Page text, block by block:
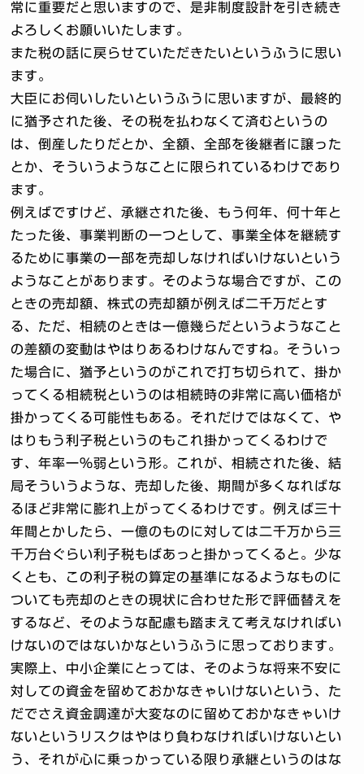
常に重要だと思いますので、是非制度設計を引き続き
よろしくお願いいたします。
また税の話に戻らせていただきたいというふうに思い
ます。
大臣にお伺いしたいというふうに思いますが、最終的
に猶予された後、その税を払わなくて済むというの
は、倒産したりだとか、全額、全部を後継者に譲った
とか、そういうようなことに限られているわけであり
ます。
例えばですけど、承継された後、もう何年、何十年と
たった後、事業判断の一つとして、事業全体を継続す
るために事業の一部を売却しなければいけないという
ようなことがあります。そのような場合ですが、この
ときの売却額、株式の売却額が例えば二千万だとす
る、ただ、相続のときは一億幾らだというようなこと
の差額の変動はやはりあるわけなんですね。そういっ
た場合に、猶予というのがこれで打ち切られて、掛か
ってくる相続税というのは相続時の非常に高い価格が
掛かってくる可能性もある。それだけではなくて、や
はりもう利子税というのもこれ掛かってくるわけで
す、年率一％弱という形。これが、相続された後、結
局そういうような、売却した後、期間が多くなればな
るほど非常に膨れ上がってくるわけです。例えば三十
年間とかしたら、一億のものに対しては二千万から三
千万台ぐらい利子税もばあっと掛かってくると。少な
くとも、この利子税の算定の基準になるようなものに
ついても売却のときの現状に合わせた形で評価替えを
するなど、そのような配慮も踏まえて考えなければい
けないのではないかなというふうに思っております。
実際上、中小企業にとっては、そのような将来不安に
対しての資金を留めておかなきゃいけないという、た
だでさえ資金調達が大変なのに留めておかなきゃいけ
ないというリスクはやはり負わなければいけないとい
う、それが心に乗っかっている限り承継というのはな